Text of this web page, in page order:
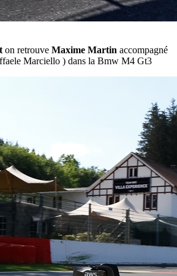
on retrouve Maxime Martin accompagné
Marciello ) dans la Bmw M4 Gt3